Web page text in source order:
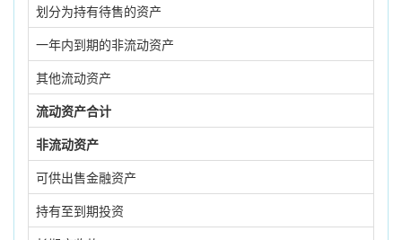
划分为持有待售的资产
一年内到期的非流动资产
其他流动资产
流动资产合计
非流动资产
可供出售金融资产
持有至到期投资